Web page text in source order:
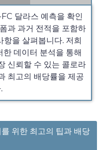
달라스 예측을 확인
과 과거 전적을 포함하
을 살펴봅니다. 저희
데이터 분석을 통해
신뢰할 수 있는 콜로라
최고의 배당률을 제공
위한 최고의 팁과 배당